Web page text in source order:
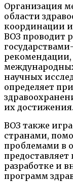
Организация
области
координации
ВОЗ проводит
научных
определяет
их достижения.
ВОЗ также
странами,
проблемами в
разработке и
программ